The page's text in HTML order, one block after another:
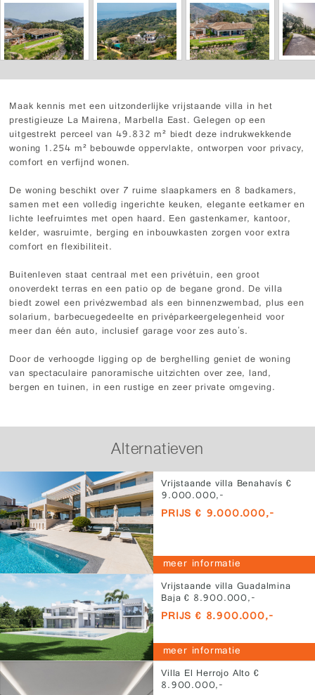
Maak kennis met een uitzonderlijke vrijstaande villa in het
prestigieuze La Mairena, Marbella East. Gelegen op een
uitgestrekt perceel van 49.832 m² biedt deze indrukwekkende
woning 1.254 m² bebouwde oppervlakte, ontworpen voor privacy,
comfort en verfijnd wonen.
De woning beschikt over 7 ruime slaapkamers en 8 badkamers,
samen met een volledig ingerichte keuken, elegante eetkamer en
lichte leefruimtes met open haard. Een gastenkamer, kantoor,
kelder, wasruimte, berging en inbouwkasten zorgen voor extra
comfort en flexibiliteit.
Buitenleven staat centraal met een privétuin, een groot
onoverdekt terras en een patio op de begane grond. De villa
biedt zowel een privézwembad als een binnenzwembad, plus een
solarium, barbecuegedeelte en privéparkeergelegenheid voor
meer dan één auto, inclusief garage voor zes auto's.
Door de verhoogde ligging op de berghelling geniet de woning
van spectaculaire panoramische uitzichten over zee, land,
bergen en tuinen, in een rustige en zeer private omgeving.
Alternatieven
Vrijstaande villa Benahavís €
9.000.000,-
PRIJS € 9.000.000,-
meer informatie
Vrijstaande villa Guadalmina
Baja € 8.900.000,-
PRIJS € 8.900.000,-
meer informatie
Villa El Herrojo Alto €
8.900.000,-